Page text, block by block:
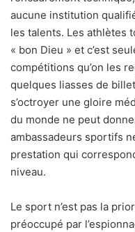
aucune institution
les talents. Les athlètes
« bon Dieu » et c’est
compétitions qu’on les
quelques liasses de
s’octroyer une gloire
du monde ne peut
ambassadeurs sportifs
prestation qui
niveau.
Le sport n’est pas la
préoccupé par